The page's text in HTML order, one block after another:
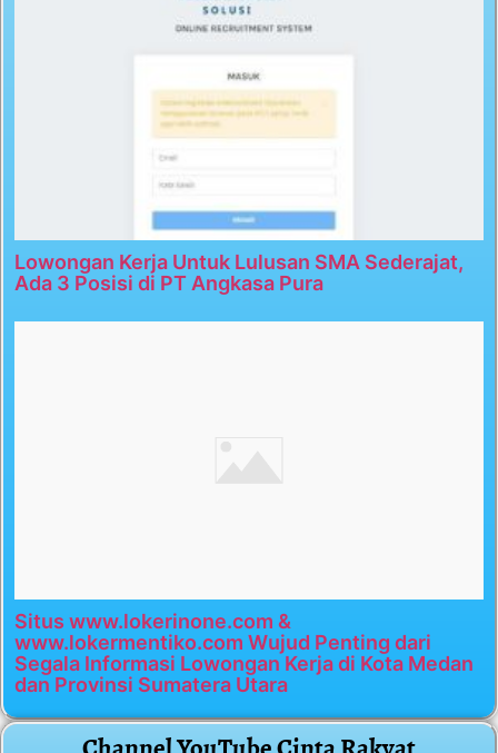
Lowongan Kerja Untuk Lulusan SMA Sederajat,
Ada 3 Posisi di PT Angkasa Pura
Situs www.lokerinone.com &
www.lokermentiko.com Wujud Penting dari
Segala Informasi Lowongan Kerja di Kota Medan
dan Provinsi Sumatera Utara